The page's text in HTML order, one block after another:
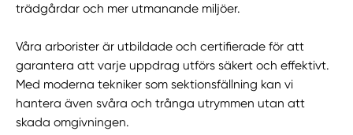
trädgårdar och mer utmanande miljöer.
Våra arborister är utbildade och certifierade för att
garantera att varje uppdrag utförs säkert och effektivt.
Med moderna tekniker som sektionsfällning kan vi
hantera även svåra och trånga utrymmen utan att
skada omgivningen.